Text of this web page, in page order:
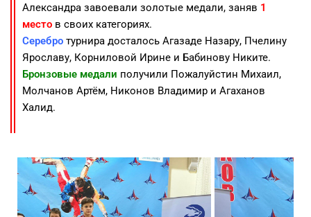
Александра завоевали золотые медали, заняв 1
место в своих категориях.
Серебро турнира досталось Агазаде Назару, Пчелину
Ярославу, Корниловой Ирине и Бабинову Никите.
Бронзовые медали получили Пожалуйстин Михаил,
Молчанов Артём, Никонов Владимир и Агаханов
Халид.